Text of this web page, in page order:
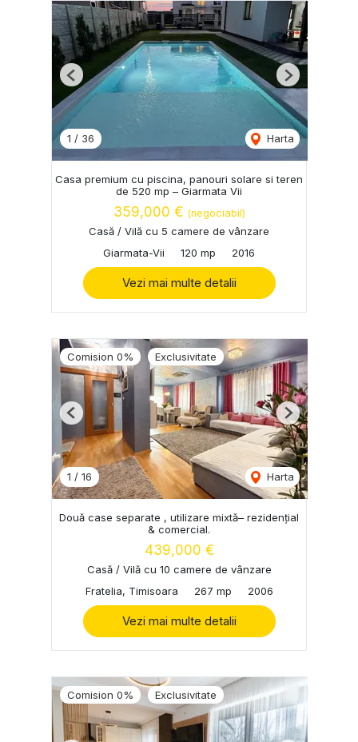
1 / 36 Harta
Previous Next
Casa premium cu piscina, panouri solare si teren
de 520 mp – Giarmata Vii
359,000 € (negociabil)
Casă / Vilă cu 5 camere de vânzare
Giarmata-Vii
120 mp 2016
Vezi mai multe detalii
Comision 0% Exclusivitate
1 / 16 Harta
Previous Next
Două case separate , utilizare mixtă– rezidențial
& comercial.
439,000 €
Casă / Vilă cu 10 camere de vânzare
Fratelia, Timisoara
267 mp 2006
Vezi mai multe detalii
Comision 0% Exclusivitate